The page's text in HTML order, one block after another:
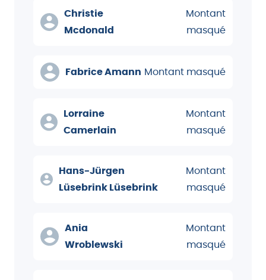
Christie
Mcdonald
Montant
masqué
Fabrice Amann Montant masqué
Lorraine
Camerlain
Montant
masqué
Hans-Jürgen
Lüsebrink Lüsebrink
Montant
masqué
Ania
Wroblewski
Montant
masqué